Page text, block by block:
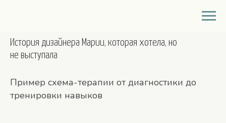
История дизайнера Марии, которая хотела, но
не выступала
Пример схема-терапии от диагностики до
тренировки навыков